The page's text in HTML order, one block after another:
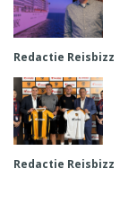
Redactie Reisbizz
Redactie Reisbizz